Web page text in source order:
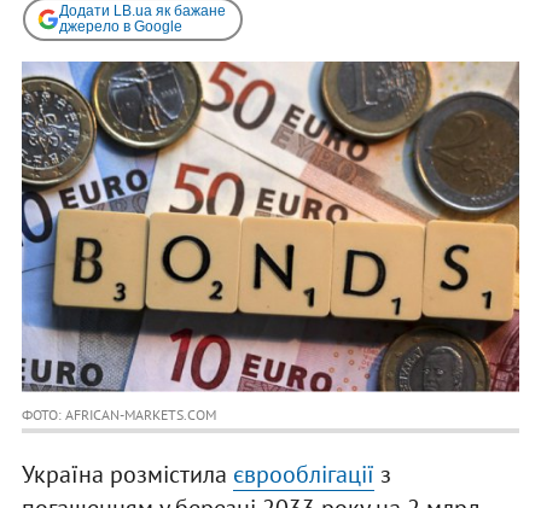
Додати LB.ua як бажане
джерело в Google
ФОТО: AFRICAN-MARKETS.COM
Україна розмістила єврооблігації з